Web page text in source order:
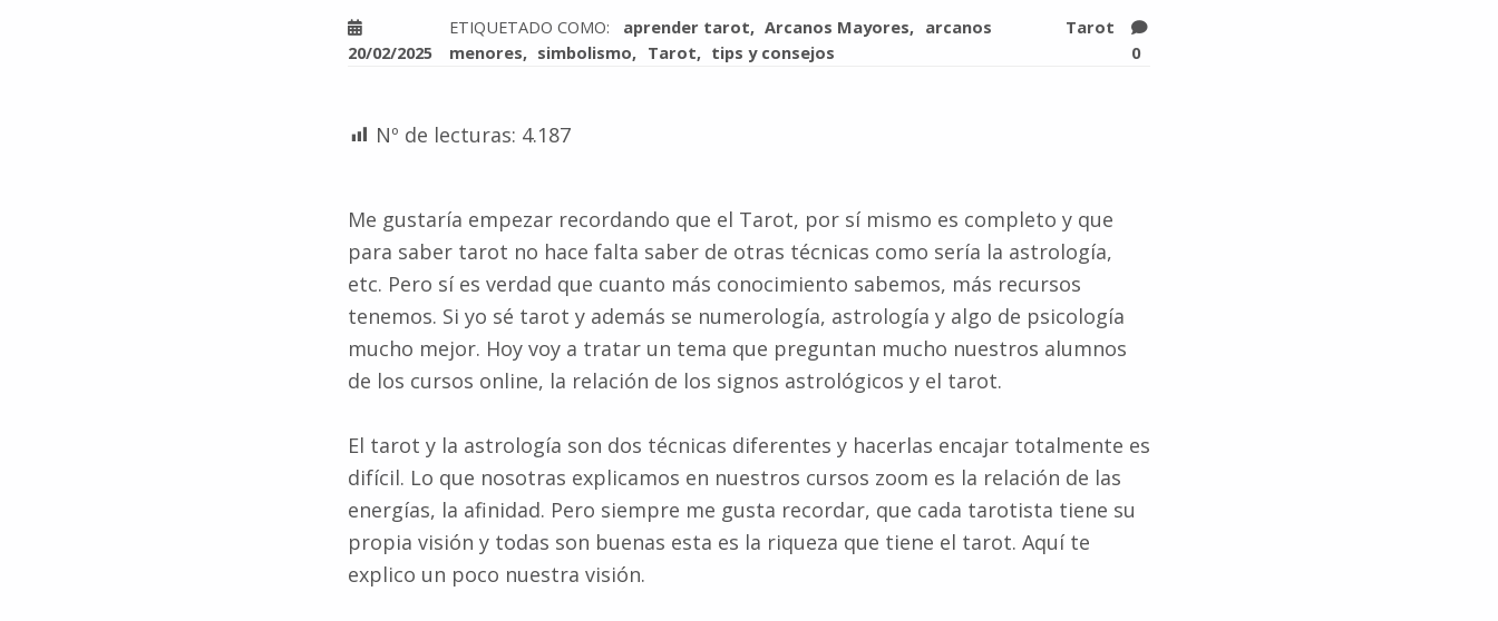
20/02/2025 0
Tarot
ETIQUETADO COMO: aprender tarot Arcanos Mayores
arcanos
menores
simbolismo Tarot tips y consejos
Nº de lecturas: 4.187
Me gustaría empezar recordando que el Tarot, por sí mismo es completo y que
para saber tarot no hace falta saber de otras técnicas como sería la astrología,
etc. Pero sí es verdad que cuanto más conocimiento sabemos, más recursos
tenemos. Si yo sé tarot y además se numerología, astrología y algo de psicología
mucho mejor. Hoy voy a tratar un tema que preguntan mucho nuestros alumnos
de los cursos online, la relación de los signos astrológicos y el tarot.
El tarot y la astrología son dos técnicas diferentes y hacerlas encajar totalmente es
difícil. Lo que nosotras explicamos en nuestros cursos zoom es la relación de las
energías, la afinidad. Pero siempre me gusta recordar, que cada tarotista tiene su
propia visión y todas son buenas esta es la riqueza que tiene el tarot. Aquí te
explico un poco nuestra visión.